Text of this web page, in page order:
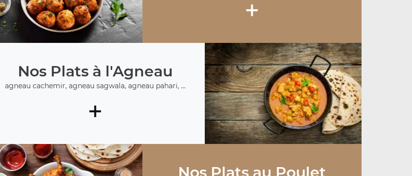
+
Nos Plats à l'Agneau
agneau cachemir, agneau sagwala, agneau pahari, ...
+
Nos Plats au Poulet